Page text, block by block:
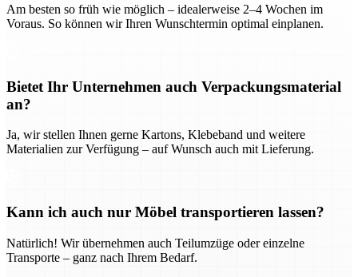
Am besten so früh wie möglich – idealerweise 2–4 Wochen im
Voraus. So können wir Ihren Wunschtermin optimal einplanen.
Bietet Ihr Unternehmen auch Verpackungsmaterial
an?
Ja, wir stellen Ihnen gerne Kartons, Klebeband und weitere
Materialien zur Verfügung – auf Wunsch auch mit Lieferung.
Kann ich auch nur Möbel transportieren lassen?
Natürlich! Wir übernehmen auch Teilumzüge oder einzelne
Transporte – ganz nach Ihrem Bedarf.